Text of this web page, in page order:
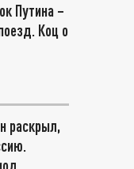
Путина –
Коц о
раскрыл,